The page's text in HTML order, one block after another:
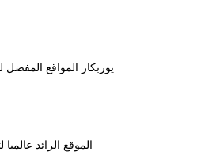
يوربكار المواقع
الموقع الرائد عالميا